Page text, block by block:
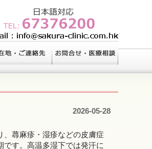
2026-05-28
、蕁麻疹・湿疹などの皮膚症
す。高温多湿下では発汗に